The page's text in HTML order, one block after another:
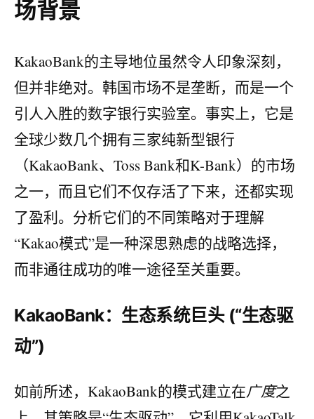
场背景
KakaoBank的主导地位虽然令人印象深刻，
但并非绝对。韩国市场不是垄断，而是一个
引人入胜的数字银行实验室。事实上，它是
全球少数几个拥有三家纯新型银行
（KakaoBank、Toss Bank和K-Bank）的市场
之一，而且它们不仅存活了下来，还都实现
了盈利。分析它们的不同策略对于理解
“Kakao模式”是一种深思熟虑的战略选择，
而非通往成功的唯一途径至关重要。
KakaoBank：生态系统巨头 (“生态驱
动”)
如前所述，KakaoBank的模式建立在广度之